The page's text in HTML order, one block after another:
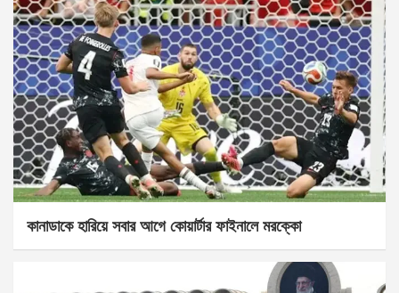
কানাডাকে হারিয়ে সবার আগে কোয়ার্টার ফাইনালে মরক্কো